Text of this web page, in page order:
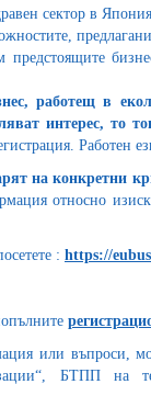
сектор в
предстоящите
работещ в
интерес, то
Работен
на конкретни
относно
: https://
или въпроси,
БТПП